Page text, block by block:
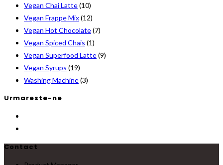
Vegan Chai Latte(10)
Vegan Frappe Mix(12)
Vegan Hot Chocolate(7)
Vegan Spiced Chais (1)
Vegan Superfood Latte(9)
Vegan Syrups (19)
Washing Machine(3)
Urmareste-ne
Contact